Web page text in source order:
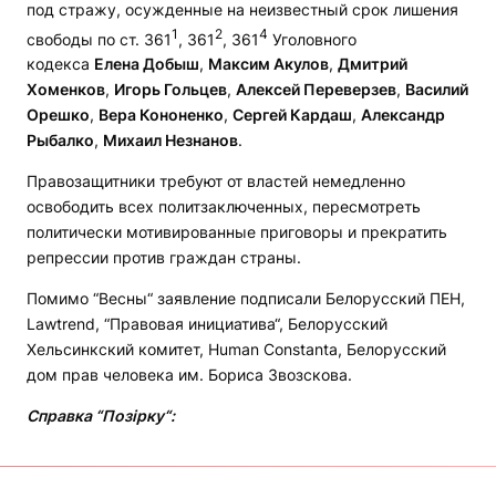
под стражу, осужденные на неизвестный срок лишения
свободы по ст. 3611 , 361 2 , 3614 Уголовного
кодекса Елена Добыш, Максим Акулов, Дмитрий
Хоменков, Игорь Гольцев, Алексей Переверзев, Василий
Орешко, Вера Кононенко, Сергей Кардаш, Александр
Рыбалко, Михаил Незнанов.
Правозащитники требуют от властей немедленно
освободить всех политзаключенных, пересмотреть
политически мотивированные приговоры и прекратить
репрессии против граждан страны.
Помимо “Весны“ заявление подписали Белорусский ПЕН,
Lawtrend, “Правовая инициатива“, Белорусский
Хельсинкский комитет, Human Constanta, Белорусский
дом прав человека им. Бориса Звозскова.
Справка “Позірку“: